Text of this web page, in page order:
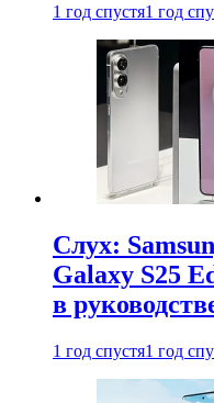
1 год спустя1 год
Слух:
Galaxy S25
в
1 год спустя1 год